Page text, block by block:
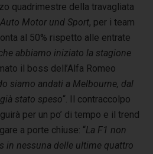
quadrimestre della travagliata
Auto Motor und Sport, per i team
al 50% rispetto alle entrate
abbiamo iniziato la stagione
il boss dell’Alfa Romeo
siamo andati a Melbourne, dal
stato speso“. Il contraccolpo
per un po’ di tempo e il trend
a porte chiuse: “La F1 non
in nessuna delle ultime quattro